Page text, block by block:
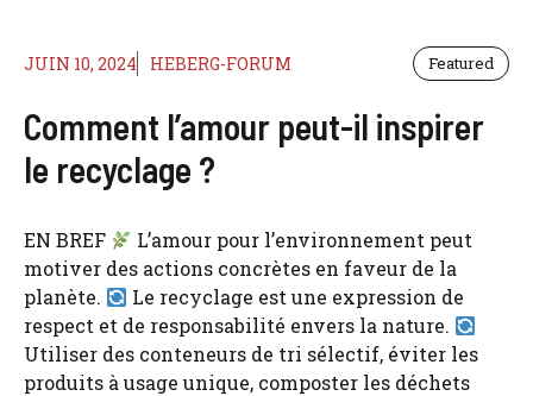
JUIN 10, 2024 HEBERG-FORUM Featured
Comment l’amour peut-il inspirer
le recyclage ?
EN BREF
L’amour pour l’environnement peut
motiver des actions concrètes en faveur de la
planète.
Le recyclage est une expression de
respect et de responsabilité envers la nature.
Utiliser des conteneurs de tri sélectif, éviter les
produits à usage unique, composter les déchets